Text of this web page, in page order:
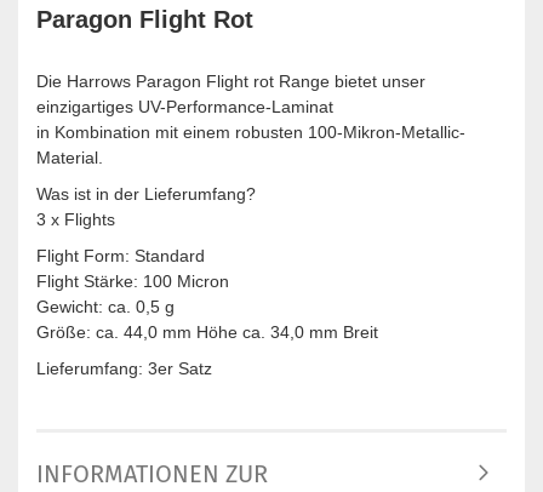
Paragon Flight Rot
Die Harrows Paragon Flight rot Range bietet unser
einzigartiges UV-Performance-Laminat
in Kombination mit einem robusten 100-Mikron-Metallic-
Material.
Was ist in der Lieferumfang?
3 x Flights
Flight Form: Standard
Flight Stärke: 100 Micron
Gewicht: ca. 0,5 g
Größe: ca. 44,0 mm Höhe ca. 34,0 mm Breit
Lieferumfang: 3er Satz
INFORMATIONEN ZUR